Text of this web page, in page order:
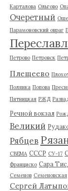
Карталова Ольгово
Очеретный
Парамоновский овраг
Петрово Петровск
Плещеево
Полянка Попова
Пятницкая РЖД
Речной вокзал
Великий
Рябцев
СВЕМА СССР СУ-17
Франциско Сара
Семенов Семеновская
Сергей